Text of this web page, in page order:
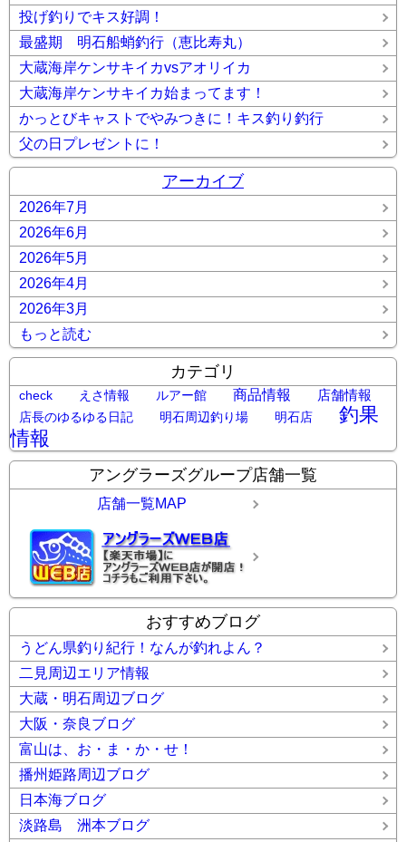
投げ釣りでキス好調！
最盛期 明石船蛸釣行（恵比寿丸）
大蔵海岸ケンサキイカvsアオリイカ
大蔵海岸ケンサキイカ始まってます！
かっとびキャストでやみつきに！キス釣り釣行
父の日プレゼントに！
アーカイブ
2026年7月
2026年6月
2026年5月
2026年4月
2026年3月
もっと読む
カテゴリ
check えさ情報 ルアー館 商品情報 店舗情報
店長のゆるゆる日記 明石周辺釣り場 明石店
釣果
情報
アングラーズグループ店舗一覧
店舗一覧MAP
おすすめブログ
うどん県釣り紀行！なんが釣れよん？
二見周辺エリア情報
大蔵・明石周辺ブログ
大阪・奈良ブログ
富山は、お・ま・か・せ！
播州姫路周辺ブログ
日本海ブログ
淡路島 洲本ブログ